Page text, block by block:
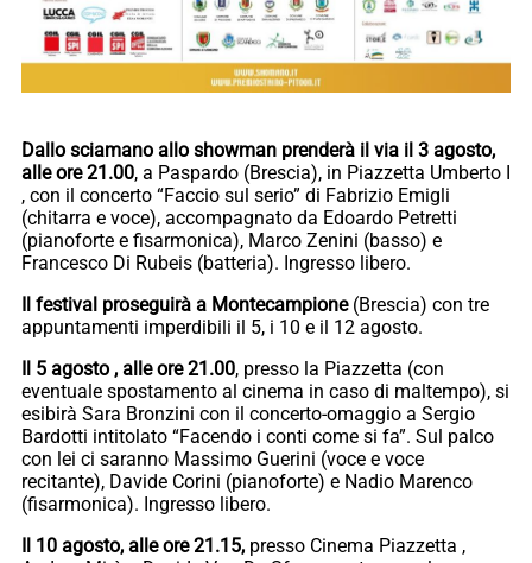
Dallo sciamano allo showman prenderà il via il 3 agosto,
alle ore 21.00, a Paspardo (Brescia), in Piazzetta Umberto I
, con il concerto “Faccio sul serio” di Fabrizio Emigli
(chitarra e voce), accompagnato da Edoardo Petretti
(pianoforte e fisarmonica), Marco Zenini (basso) e
Francesco Di Rubeis (batteria). Ingresso libero.
Il festival proseguirà a Montecampione (Brescia) con tre
appuntamenti imperdibili il 5, i 10 e il 12 agosto.
Il 5 agosto , alle ore 21.00, presso la Piazzetta (con
eventuale spostamento al cinema in caso di maltempo), si
esibirà Sara Bronzini con il concerto-omaggio a Sergio
Bardotti intitolato “Facendo i conti come si fa”. Sul palco
con lei ci saranno Massimo Guerini (voce e voce
recitante), Davide Corini (pianoforte) e Nadio Marenco
(fisarmonica). Ingresso libero.
Il 10 agosto, alle ore 21.15, presso Cinema Piazzetta ,